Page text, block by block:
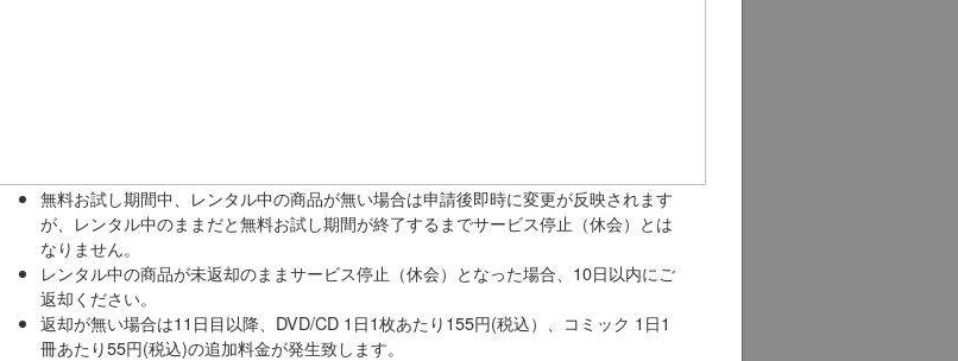
無料お試し期間中、レンタル中の商品が無い場合は申請後即時に変更が反映されます
が、レンタル中のままだと無料お試し期間が終了するまでサービス停止（休会）とは
なりません。
レンタル中の商品が未返却のままサービス停止（休会）となった場合、10日以内にご
返却ください。
返却が無い場合は11日目以降、DVD/CD 1日1枚あたり155円(税込）、コミック 1日1
冊あたり55円(税込)の追加料金が発生致します。